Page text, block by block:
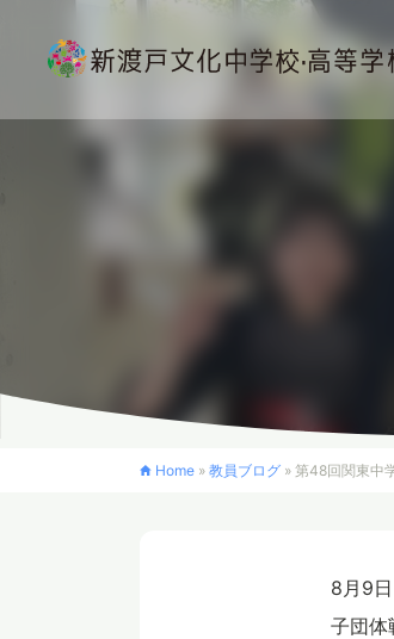
Home » 教員ブログ » 第48回関東中
8月9
子団体